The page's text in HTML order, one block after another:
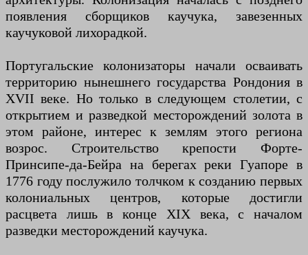
появления сборщиков каучука, завезенных
каучуковой лихорадкой.
Португальские колонизаторы начали осваивать
территорию нынешнего государства Рондония в
XVII веке. Но только в следующем столетии, с
открытием и разведкой месторождений золота в
этом районе, интерес к землям этого региона
возрос. Строительство крепости Форте-
Принсипе-да-Бейра на берегах реки Гуапоре в
1776 году послужило толчком к созданию первых
колониальных центров, которые достигли
расцвета лишь в конце XIX века, с началом
разведки месторождений каучука.